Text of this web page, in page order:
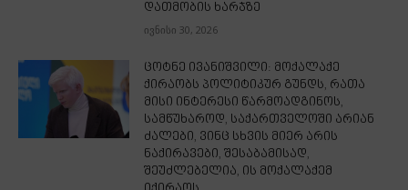
დათმობის ხარჯზე
ივნისი 30, 2026
ცოტნე ივანიშვილი: მოქალაქე
ქირაობს პოლიტიკურ გუნდს, რათა
მისი ინტერესი წარმოადგინოს,
სამწუხაროდ, საქართველოში არიან
ძალები, ვინც სხვის მიერ არის
ნაქირავები, შესაბამისად,
შეუძლებელია, ის მოქალაქემ